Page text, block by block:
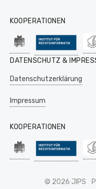
KOOPERATIONEN
DATENSCHUTZ &
Datenschutzerklärung
Impressum
KOOPERATIONEN
© 2026 JIPS